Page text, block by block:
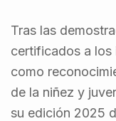
Tras las
certificados a los
como
de la niñez y
su edición 2025